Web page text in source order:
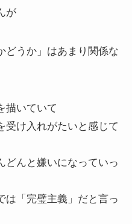
が
どうか」はあまり関係な
描いていて
受け入れがたいと感じて
どんと嫌いになっていっ
は「完璧主義」だと言っ